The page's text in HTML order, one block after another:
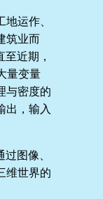
运作、
筑业而
近期，
量变量
与密度的
出，输入
图像、
维世界的